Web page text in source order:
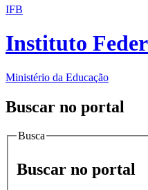
IFB
Instituto
Ministério da Educação
Buscar no portal
Busca
Buscar no portal